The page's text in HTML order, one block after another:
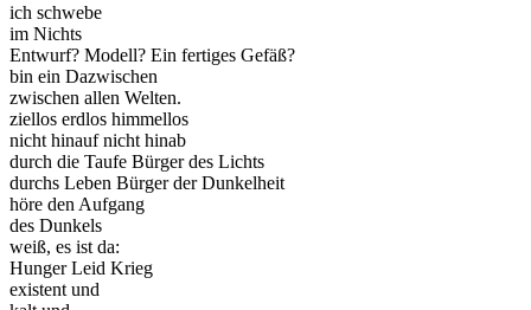
ich schwebe
im Nichts
Entwurf? Modell? Ein fertiges Gefäß?
bin ein Dazwischen
zwischen allen Welten.
ziellos erdlos himmellos
nicht hinauf nicht hinab
durch die Taufe Bürger des Lichts
durchs Leben Bürger der Dunkelheit
höre den Aufgang
des Dunkels
weiß, es ist da:
Hunger Leid Krieg
existent und